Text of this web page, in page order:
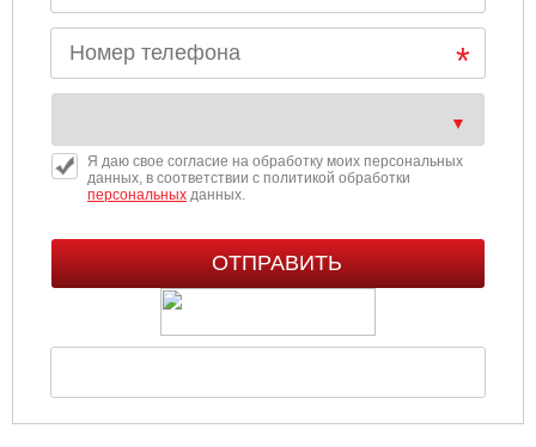
Я даю свое согласие на обработку моих персональных
данных, в соответствии с политикой обработки
персональныхданных.